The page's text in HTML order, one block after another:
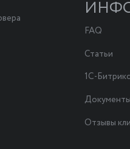
FAQ
Статьи
1С-Битрикс
Отзывы